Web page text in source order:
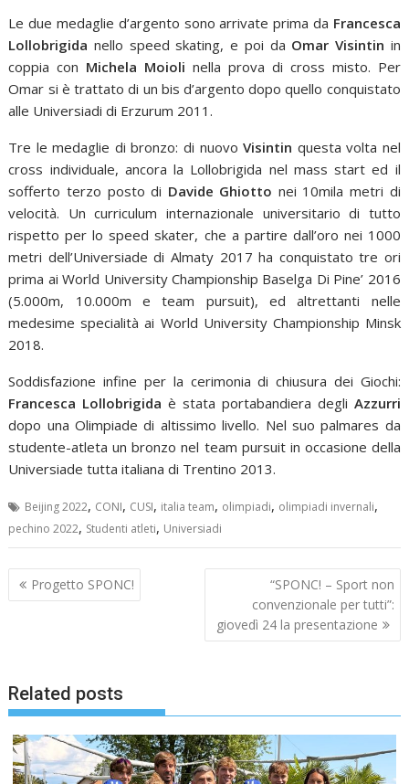
Le due medaglie d’argento sono arrivate prima da Francesca
Lollobrigida nello speed skating, e poi da Omar Visintin in
coppia con Michela Moioli nella prova di cross misto. Per
Omar si è trattato di un bis d’argento dopo quello conquistato
alle Universiadi di Erzurum 2011.
Tre le medaglie di bronzo: di nuovoVisintin questa volta nel
cross individuale, ancora la Lollobrigida nel mass start ed il
sofferto terzo posto di Davide Ghiotto nei 10mila metri di
velocità. Un curriculum internazionale universitario di tutto
rispetto per lo speed skater, che a partire dall’oro nei 1000
metri dell’Universiade di Almaty 2017 ha conquistato tre ori
prima ai World University Championship Baselga Di Pine’ 2016
(5.000m, 10.000m e team pursuit), ed altrettanti nelle
medesime specialità ai World University Championship Minsk
2018.
Soddisfazione infine per la cerimonia di chiusura dei Giochi:
Francesca Lollobrigida è stata portabandiera degli Azzurri
dopo una Olimpiade di altissimo livello. Nel suo palmares da
studente-atleta un bronzo nel team pursuit in occasione della
Universiade tutta italiana di Trentino 2013.
Beijing 2022, CONI, CUSI, italia team, olimpiadi, olimpiadi invernali,
pechino 2022, Studenti atleti, Universiadi
Navigazione
articoli
Progetto SPONC!
“SPONC! – Sport non
convenzionale per tutti”:
giovedì 24 la presentazione
Related posts